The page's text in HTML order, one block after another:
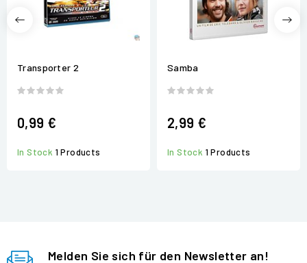
Transporter 2
0,99 €
In Stock 1 Products
Samba
2,99 €
In Stock 1 Products
Melden Sie sich für den Newsletter an!